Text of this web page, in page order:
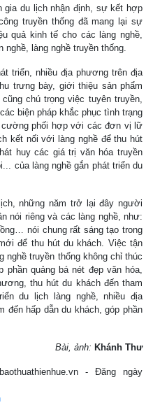
gia du lịch nhận định, sự kết hợp
truyền thống đã mang lại sự
quả kinh tế cho các làng nghề,
nghề, làng nghề truyền thống.
triển, nhiều địa phương trên địa
trưng bày, giới thiệu sản phẩm
chú trọng việc tuyên truyền,
biện pháp khắc phục tình trạng
cường phối hợp với các đơn vị lữ
kết nối với làng nghề để thu hút
huy các giá trị văn hóa truyền
của làng nghề gắn phát triển du
những năm trở lại đây người
nói riêng và các làng nghề, như:
nói chung rất sáng tạo trong
để thu hút du khách. Việc tận
nghề truyền thống không chỉ thúc
phần quảng bá nét đẹp văn hóa,
thu hút du khách đến tham
du lịch làng nghề, nhiều địa
đến hấp dẫn du khách, góp phần
Bài, ảnh: Khánh Thư
- Đăng ngày